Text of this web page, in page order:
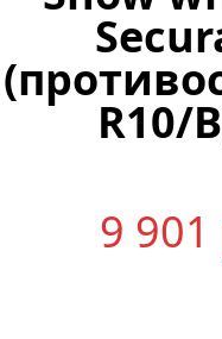
R10/
9 901